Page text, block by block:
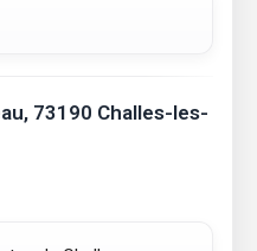
73190 Challes-les-